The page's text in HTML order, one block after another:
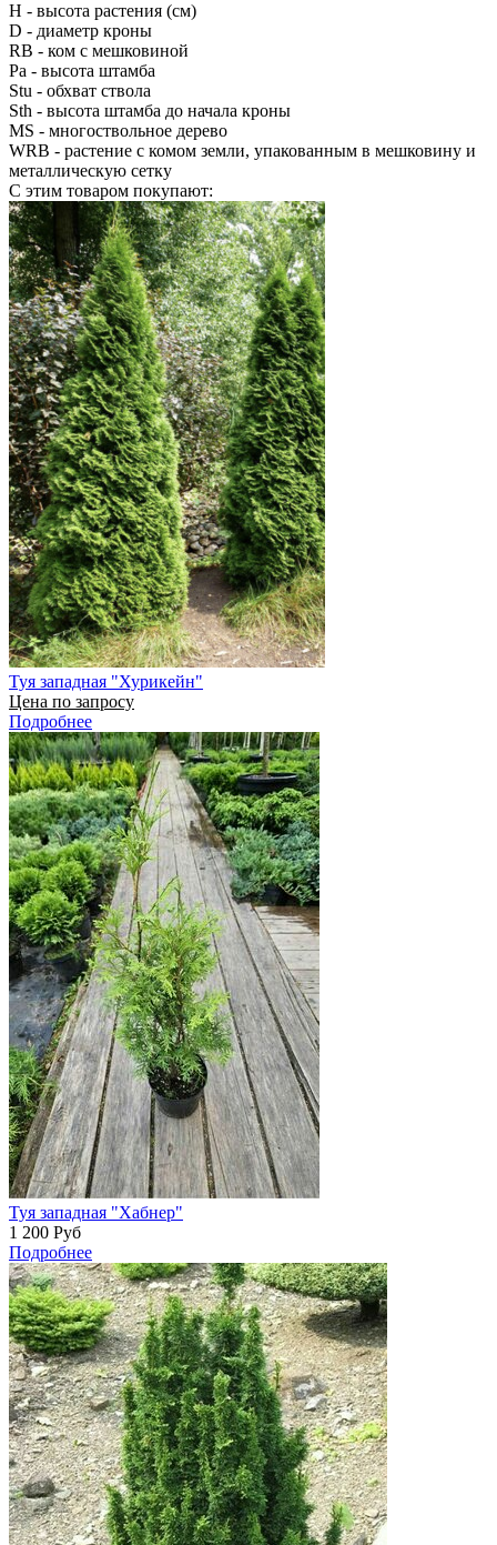
H - высота растения (см)
D - диаметр кроны
RB - ком с мешковиной
Pa - высота штамба
Stu - обхват ствола
Sth - высота штамба до начала кроны
MS - многоствольное дерево
WRB - растение с комом земли, упакованным в мешковину и
металлическую сетку
С этим товаром покупают:
Туя западная "Хурикейн"
Цена по запросу
Подробнее
Туя западная "Хабнер"
1 200 Руб
Подробнее